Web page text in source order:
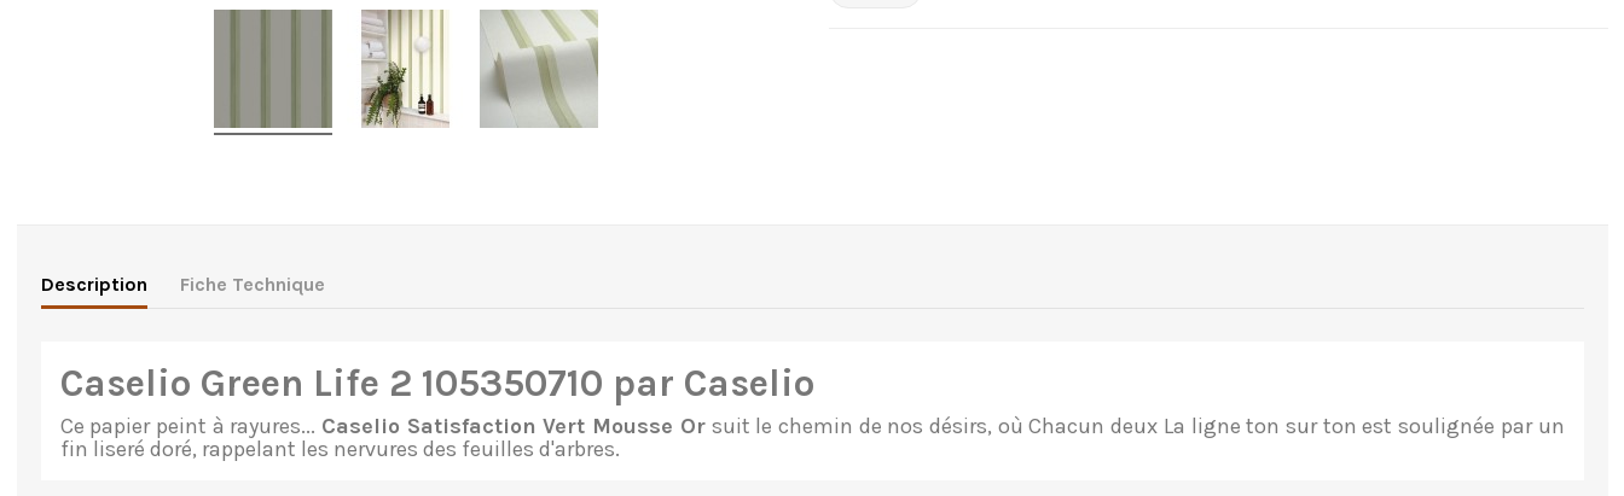
Description Fiche Technique
Caselio Green Life 2 105350710 par Caselio
Ce papier peint à rayures... Caselio Satisfaction Vert Mousse Orsuit le chemin de nos désirs, où Chacun deux La ligne ton sur ton est soulignée par un
fin liseré doré, rappelant les nervures des feuilles d'arbres.